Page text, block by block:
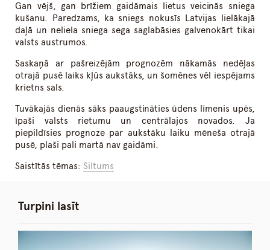
Gan vējš, gan brīžiem gaidāmais lietus veicinās sniega
kušanu. Paredzams, ka sniegs nokusīs Latvijas lielākajā
daļā un neliela sniega sega saglabāsies galvenokārt tikai
valsts austrumos.
Saskaņā ar pašreizējām prognozēm nākamās nedēļas
otrajā pusē laiks kļūs aukstāks, un šomēnes vēl iespējams
krietns sals.
Tuvākajās dienās sāks paaugstināties ūdens līmenis upēs,
īpaši valsts rietumu un centrālajos novados. Ja
piepildīsies prognoze par aukstāku laiku mēneša otrajā
pusē, plaši pali martā nav gaidāmi.
Saistītās tēmas:Siltums
Turpini lasīt